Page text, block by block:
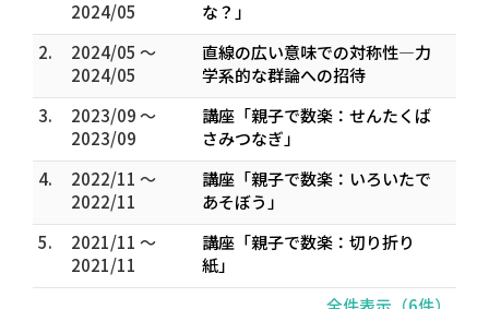
2024/05
な？」
2.
2024/05 ～
2024/05
直線の広い意味での対称性―力
学系的な群論への招待
3.
2023/09 ～
2023/09
講座「親子で数楽：せんたくば
さみつなぎ」
4.
2022/11 ～
2022/11
講座「親子で数楽：いろいたで
あそぼう」
5.
2021/11 ～
2021/11
講座「親子で数楽：切り折り
紙」